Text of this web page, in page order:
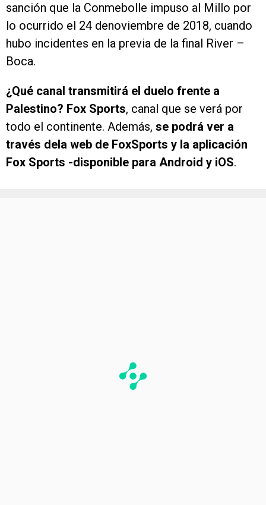
sanción que la Conmebolle impuso al Millo por
lo ocurrido el 24 denoviembre de 2018, cuando
hubo incidentes en la previa de la final River –
Boca.
¿Qué canal transmitirá el duelo frente a
Palestino? Fox Sports, canal que se verá por
todo el continente. Además, se podrá ver a
través dela web de FoxSports y la aplicación
Fox Sports -disponible para Android y iOS.